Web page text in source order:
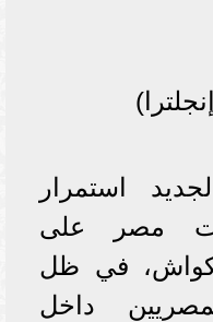
استمرار
مصر على
في ظل
داخل